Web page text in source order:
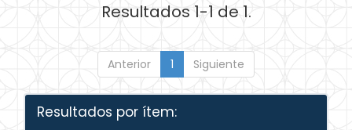
Resultados 1-1 de 1.
Anterior 1 Siguiente
Resultados por ítem: